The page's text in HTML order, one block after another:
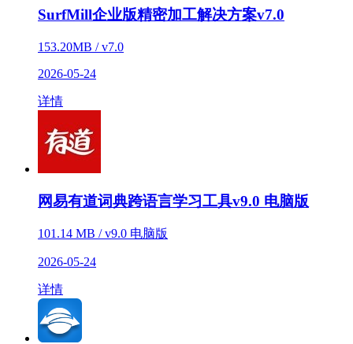
SurfMill企业版精密加工解决方案v7.0
153.20MB / v7.0
2026-05-24
详情
网易有道词典跨语言学习工具v9.0 电脑版
101.14 MB / v9.0 电脑版
2026-05-24
详情